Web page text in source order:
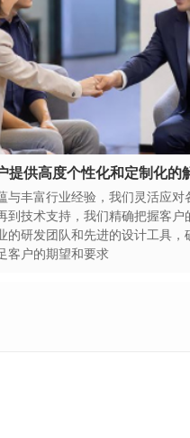
提供高度个性化和定制化的
客户的期望和要求